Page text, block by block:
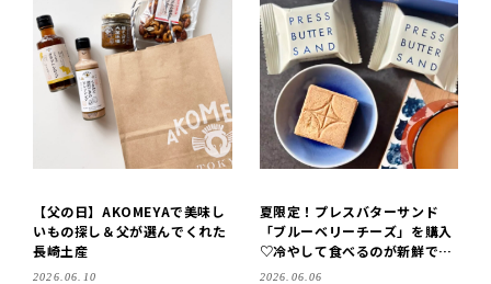
【父の日】AKOMEYAで美味し
いもの探し＆父が選んでくれた
長崎土産
2026.06.10
夏限定！プレスバターサンド
「ブルーベリーチーズ」を購入
♡冷やして食べるのが新鮮です
◎
2026.06.06